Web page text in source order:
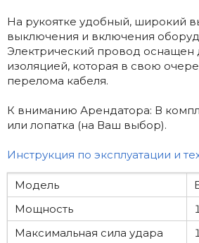
На рукоятке удобный, широкий
выключения и включения
Электрический провод оснащен
изоляцией, которая в свою
перелома кабеля.
К вниманию Арендатора: В
или лопатка (на Ваш выбор).
Инструкция по эксплуатации и
Модель
Мощность
Максимальная сила удара